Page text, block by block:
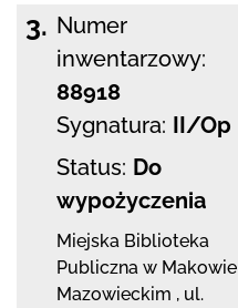
3. Numer
inwentarzowy:
88918
Sygnatura: II/Op
Status: Do
wypożyczenia
Miejska Biblioteka
Publiczna w Makowie
Mazowieckim , ul.